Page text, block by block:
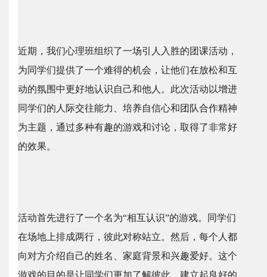
近期，我们心理班组织了一场引人入胜的团课活动，
为同学们提供了一个难得的机会，让他们在放松和互
动的氛围中更好地认识自己和他人。此次活动以增进
同学们的人际交往能力、培养自信心和团队合作精神
为主题，通过多种有趣的游戏和讨论，取得了非常好
的效果。
活动首先进行了一个名为“相互认识”的游戏。同学们
在场地上排成两行，彼此对称站立。然后，每个人都
向对方介绍自己的姓名、家庭背景和兴趣爱好。这个
游戏的目的是让同学们更加了解彼此，建立起良好的